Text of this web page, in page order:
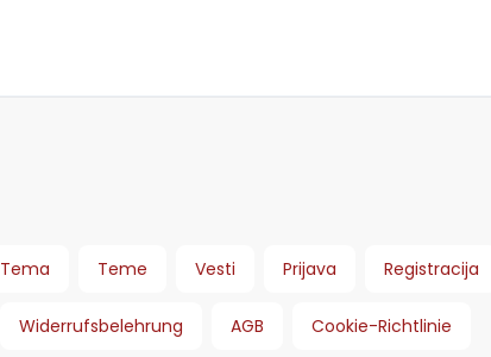
Tema Teme Vesti Prijava Registracija
Widerrufsbelehrung AGB Cookie-Richtlinie